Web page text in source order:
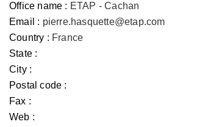
Office name : ETAP - Cachan
Email : pierre.hasquette@etap.com
Country : France
State :
City :
Postal code :
Fax :
Web :